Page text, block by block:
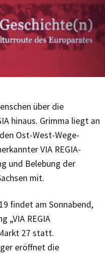
über die
hinaus. Grimma liegt an
Ost-West-Wege-
VIA REGIA-
und Belebung der
mit.
findet am Sonnabend,
„VIA REGIA
27 statt.
eröffnet die